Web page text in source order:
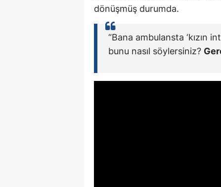
dönüşmüş durumda.
“Bana ambulansta ‘kızın
bunu nasıl söylersiniz?